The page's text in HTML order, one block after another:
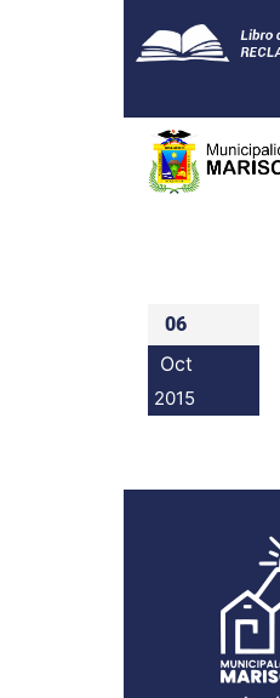
06
Oct
2015